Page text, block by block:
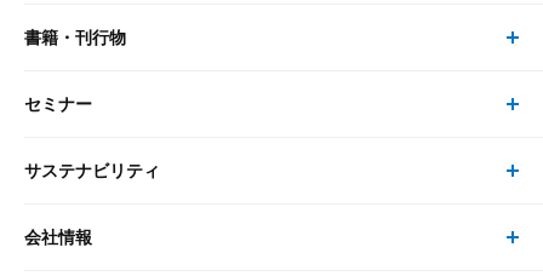
最新のレポート・コラム
研究員・コンサルタント トップ
研究員
書籍・刊行物
書籍・刊行物 トップ
書籍
セミナー
セミナー トップ
現在受付中のセミナー・イベント
サステナビリティ
サステナビリティの取り組み
会社情報